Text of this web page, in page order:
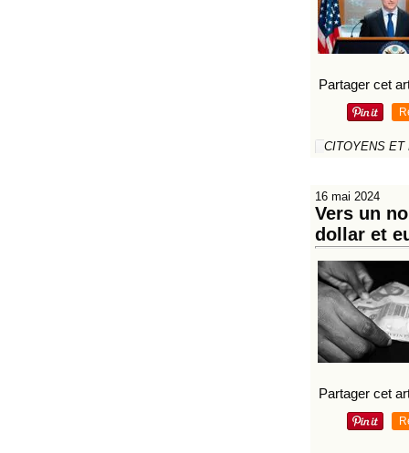
Partager cet
CITOYENS ET
16 mai 2024
Vers un
dollar et
Partager cet